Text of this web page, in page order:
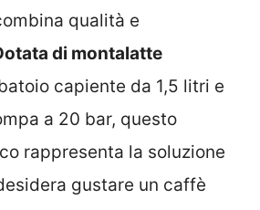
qualità e
di montalatte
capiente da 1,5 litri e
a 20 bar, questo
rappresenta la soluzione
gustare un caffè